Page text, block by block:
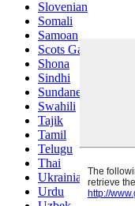
Slovenian
Somali
Samoan
Scots Gaelic
Shona
Sindhi
Sundanese
Swahili
Tajik
Tamil
Telugu
Thai
Ukrainian
Urdu